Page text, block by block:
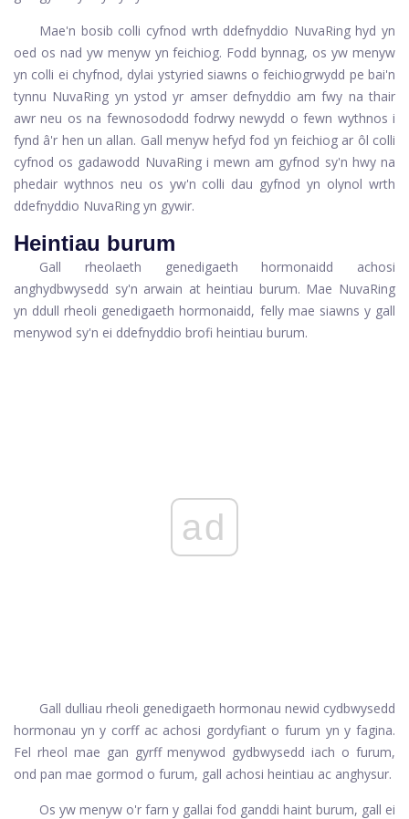
Mae'n bosib colli cyfnod wrth ddefnyddio NuvaRing hyd yn
oed os nad yw menyw yn feichiog. Fodd bynnag, os yw menyw
yn colli ei chyfnod, dylai ystyried siawns o feichiogrwydd pe bai'n
tynnu NuvaRing yn ystod yr amser defnyddio am fwy na thair
awr neu os na fewnosododd fodrwy newydd o fewn wythnos i
fynd â'r hen un allan. Gall menyw hefyd fod yn feichiog ar ôl colli
cyfnod os gadawodd NuvaRing i mewn am gyfnod sy'n hwy na
phedair wythnos neu os yw'n colli dau gyfnod yn olynol wrth
ddefnyddio NuvaRing yn gywir.
Heintiau burum
Gall rheolaeth genedigaeth hormonaidd achosi
anghydbwysedd sy'n arwain at heintiau burum. Mae NuvaRing
yn ddull rheoli genedigaeth hormonaidd, felly mae siawns y gall
menywod sy'n ei ddefnyddio brofi heintiau burum.
ad
Gall dulliau rheoli genedigaeth hormonau newid cydbwysedd
hormonau yn y corff ac achosi gordyfiant o furum yn y fagina.
Fel rheol mae gan gyrff menywod gydbwysedd iach o furum,
ond pan mae gormod o furum, gall achosi heintiau ac anghysur.
Os yw menyw o'r farn y gallai fod ganddi haint burum, gall ei